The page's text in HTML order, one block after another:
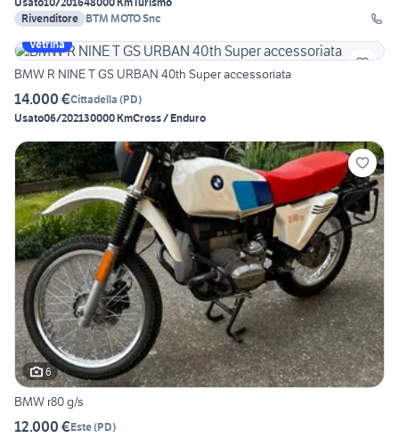
Rivenditore BTM MOTO Snc
Vetrina
BMW R NINE T GS URBAN 40th Super accessoriata
14.000 €Cittadella (PD)
Usato06/202130000 KmCross / Enduro
6
BMW r80 g/s
12.000 €Este(PD)